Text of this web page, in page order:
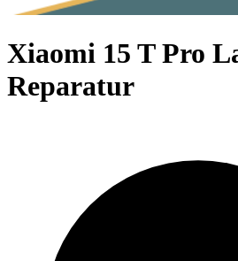
Xiaomi 15 T Pro
Reparatur